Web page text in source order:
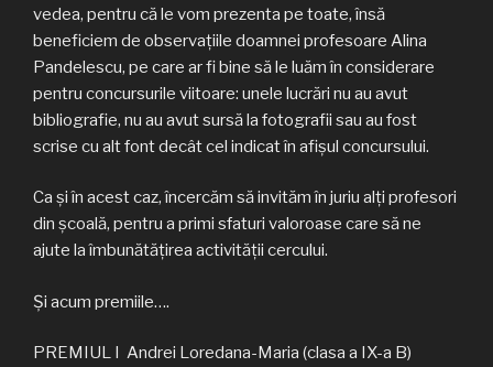
vedea, pentru că le vom prezenta pe toate, însă
beneficiem de observațiile doamnei profesoare Alina
Pandelescu, pe care ar fi bine să le luăm în considerare
pentru concursurile viitoare: unele lucrări nu au avut
bibliografie, nu au avut sursă la fotografii sau au fost
scrise cu alt font decât cel indicat în afișul concursului.
Ca și în acest caz, încercăm să invităm în juriu alți profesori
din școală, pentru a primi sfaturi valoroase care să ne
ajute la îmbunătățirea activității cercului.
Și acum premiile….
PREMIUL I Andrei Loredana-Maria (clasa a IX-a B)